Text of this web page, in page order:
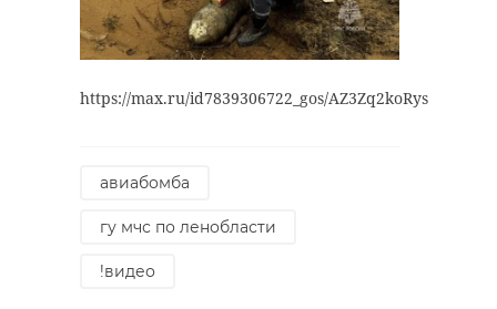
https://max.ru/id7839306722_gos/AZ3Zq2koRys
авиабомба
гу мчс по ленобласти
!видео